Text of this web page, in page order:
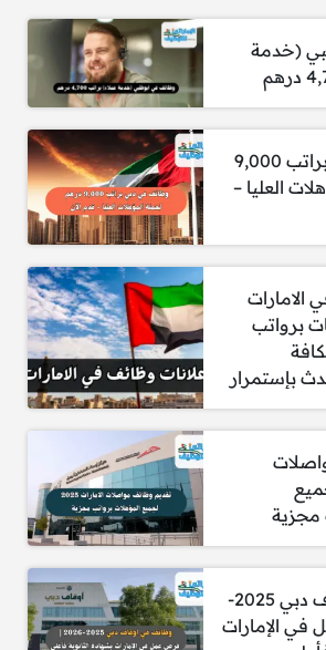
في دبي اليوم:
صيدلة من مؤسسة معترف بها مع
صيدلي في دولة الإمارات.
ومهارات ممتازة في
الأدوية، التوثيق السريري،
المرضى مع الالتزام بسلامة
الرعاية.
(خدمة
وظائف في دبي براتب 9,000
العليا –
الامارات
برواتب
بإستمرار
2025 لجميع
مجزية
وظائف في اوقاف دبي 2025-
في الإمارات